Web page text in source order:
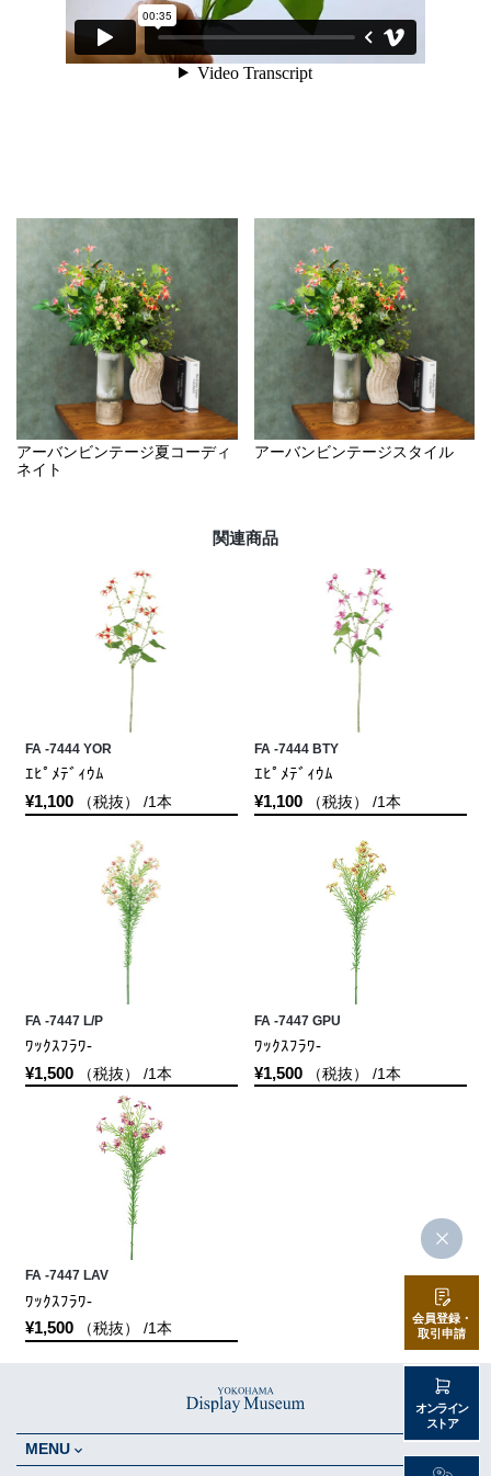
アーバンビンテージ夏コーディ
ネイト
アーバンビンテージスタイル
関連商品
FA -7444 YOR
ｴﾋﾟﾒﾃﾞｨｳﾑ
¥1,100（税抜） /1本
FA -7444 BTY
ｴﾋﾟﾒﾃﾞｨｳﾑ
¥1,100（税抜） /1本
FA -7447 L/P
ﾜｯｸｽﾌﾗﾜ-
¥1,500（税抜） /1本
FA -7447 GPU
ﾜｯｸｽﾌﾗﾜ-
¥1,500（税抜） /1本
FA -7447 LAV
ﾜｯｸｽﾌﾗﾜ-
¥1,500（税抜） /1本
会員登録・
取引申請
オンライン
ストア
MENU